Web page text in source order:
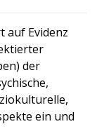
auf Evidenz
der
ein und